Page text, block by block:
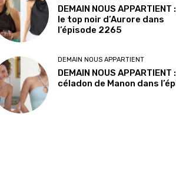
DEMAIN NOUS APPARTIENT :
le top noir d’Aurore dans
l’épisode 2265
DEMAIN NOUS APPARTIENT
DEMAIN NOUS
céladon de Manon dans